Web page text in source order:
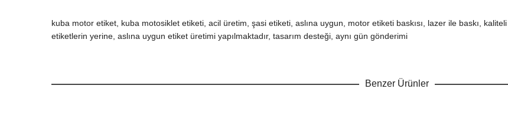
kuba motor etiket, kuba motosiklet etiketi, acil üretim, şasi etiketi, aslına uygun, motor etiketi baskısı, lazer ile baskı,
etiketlerin yerine, aslına uygun etiket üretimi yapılmaktadır, tasarım desteği, aynı gün gönderimi
Benzer Ürünler